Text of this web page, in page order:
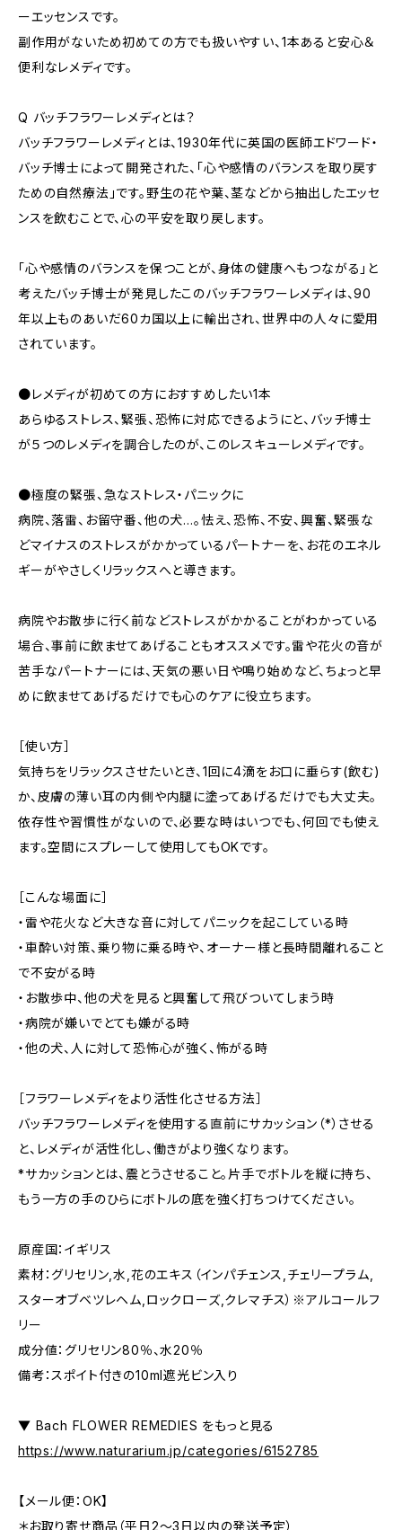
ーエッセンスです。
副作用がないため初めての方でも扱いやすい、1本あると安心＆
便利なレメディです。
Q バッチフラワーレメディとは？
バッチフラワーレメディとは、1930年代に英国の医師エドワード・
バッチ博士によって開発された、「心や感情のバランスを取り戻す
ための自然療法」です。野生の花や葉、茎などから抽出したエッセ
ンスを飲むことで、心の平安を取り戻します。
「心や感情のバランスを保つことが、身体の健康へもつながる」と
考えたバッチ博士が発見したこのバッチフラワーレメディは、90
年以上ものあいだ60カ国以上に輸出され、世界中の人々に愛用
されています。
●レメディが初めての方におすすめしたい1本
あらゆるストレス、緊張、恐怖に対応できるようにと、バッチ博士
が５つのレメディを調合したのが、このレスキューレメディです。
●極度の緊張、急なストレス・パニックに
病院、落雷、お留守番、他の犬…。怯え、恐怖、不安、興奮、緊張な
どマイナスのストレスがかかっているパートナーを、お花のエネル
ギーがやさしくリラックスへと導きます。
病院やお散歩に行く前などストレスがかかることがわかっている
場合、事前に飲ませてあげることもオススメです。雷や花火の音が
苦手なパートナーには、天気の悪い日や鳴り始めなど、ちょっと早
めに飲ませてあげるだけでも心のケアに役立ちます。
［使い方］
気持ちをリラックスさせたいとき、1回に4滴をお口に垂らす(飲む)
か、皮膚の薄い耳の内側や内腿に塗ってあげるだけでも大丈夫。
依存性や習慣性がないので、必要な時はいつでも、何回でも使え
ます。空間にスプレーして使用してもOKです。
［こんな場面に］
・雷や花火など大きな音に対してパニックを起こしている時
・車酔い対策、乗り物に乗る時や、オーナー様と長時間離れること
で不安がる時
・お散歩中、他の犬を見ると興奮して飛びついてしまう時
・病院が嫌いでとても嫌がる時
・他の犬、人に対して恐怖心が強く、怖がる時
［フラワーレメディをより活性化させる方法］
バッチフラワーレメディを使用する直前にサカッション（*）させる
と、レメディが活性化し、働きがより強くなります。
*サカッションとは、震とうさせること。片手でボトルを縦に持ち、
もう一方の手のひらにボトルの底を強く打ちつけてください。
原産国：イギリス
素材：グリセリン,水,花のエキス（インパチェンス,チェリープラム,
スターオブベツレヘム,ロックローズ,クレマチス）※アルコールフ
リー
成分値：グリセリン80％、水20％
備考：スポイト付きの10ml遮光ビン入り
▼ Bach FLOWER REMEDIES をもっと見る
https://www.naturarium.jp/categories/6152785
【メール便：OK】
＊お取り寄せ商品（平日2〜3日以内の発送予定）